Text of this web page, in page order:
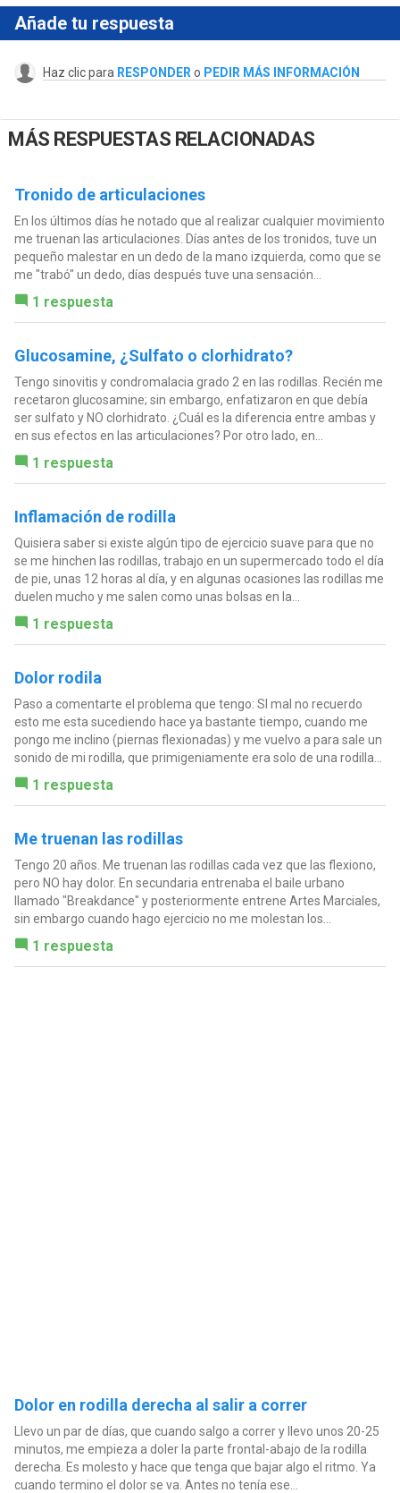
Añade tu respuesta
Haz clic para RESPONDER o PEDIR MÁS INFORMACIÓN
MÁS RESPUESTAS RELACIONADAS
Tronido de articulaciones
En los últimos días he notado que al realizar cualquier movimiento
me truenan las articulaciones. Días antes de los tronidos, tuve un
pequeño malestar en un dedo de la mano izquierda, como que se
me "trabó" un dedo, días después tuve una sensación...
1 respuesta
Glucosamine, ¿Sulfato o clorhidrato?
Tengo sinovitis y condromalacia grado 2 en las rodillas. Recién me
recetaron glucosamine; sin embargo, enfatizaron en que debía
ser sulfato y NO clorhidrato. ¿Cuál es la diferencia entre ambas y
en sus efectos en las articulaciones? Por otro lado, en...
1 respuesta
Inflamación de rodilla
Quisiera saber si existe algún tipo de ejercicio suave para que no
se me hinchen las rodillas, trabajo en un supermercado todo el día
de pie, unas 12 horas al día, y en algunas ocasiones las rodillas me
duelen mucho y me salen como unas bolsas en la...
1 respuesta
Dolor rodila
Paso a comentarte el problema que tengo: SI mal no recuerdo
esto me esta sucediendo hace ya bastante tiempo, cuando me
pongo me inclino (piernas flexionadas) y me vuelvo a para sale un
sonido de mi rodilla, que primigeniamente era solo de una rodilla...
1 respuesta
Me truenan las rodillas
Tengo 20 años. Me truenan las rodillas cada vez que las flexiono,
pero NO hay dolor. En secundaria entrenaba el baile urbano
llamado "Breakdance" y posteriormente entrene Artes Marciales,
sin embargo cuando hago ejercicio no me molestan los...
1 respuesta
Dolor en rodilla derecha al salir a correr
Llevo un par de días, que cuando salgo a correr y llevo unos 20-25
minutos, me empieza a doler la parte frontal-abajo de la rodilla
derecha. Es molesto y hace que tenga que bajar algo el ritmo. Ya
cuando termino el dolor se va. Antes no tenía ese...